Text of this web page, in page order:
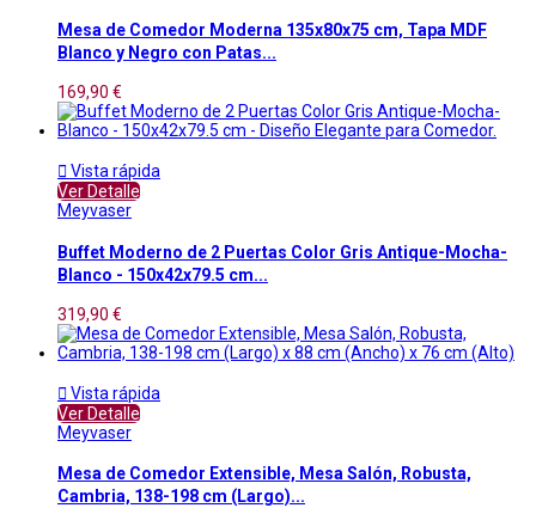
Mesa de Comedor Moderna 135x80x75 cm, Tapa MDF
Blanco y Negro con Patas...
169,90 €
 Vista rápida
Ver Detalle
Meyvaser
Buffet Moderno de 2 Puertas Color Gris Antique-Mocha-
Blanco - 150x42x79.5 cm...
319,90 €
 Vista rápida
Ver Detalle
Meyvaser
Mesa de Comedor Extensible, Mesa Salón, Robusta,
Cambria, 138-198 cm (Largo)...